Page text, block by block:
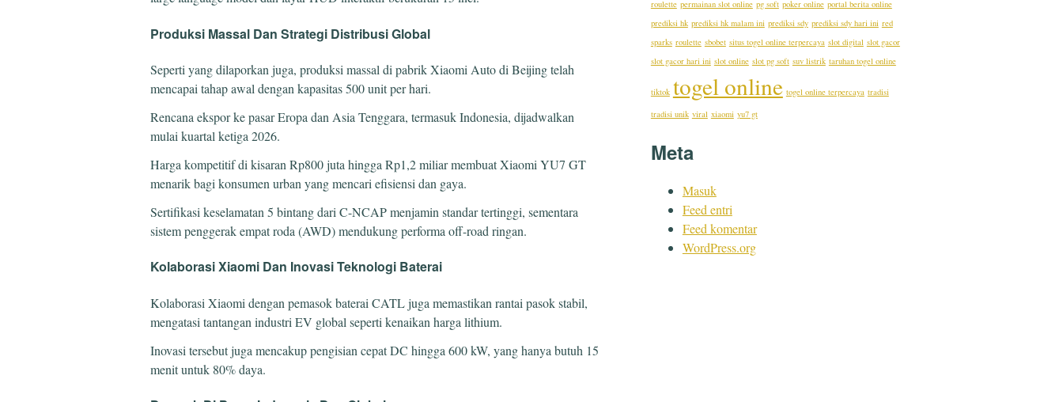
Produksi Massal Dan Strategi Distribusi Global
Seperti yang dilaporkan juga, produksi massal di pabrik Xiaomi Auto di Beijing telah
mencapai tahap awal dengan kapasitas 500 unit per hari.
Rencana ekspor ke pasar Eropa dan Asia Tenggara, termasuk Indonesia, dijadwalkan
mulai kuartal ketiga 2026.
Harga kompetitif di kisaran Rp800 juta hingga Rp1,2 miliar membuat Xiaomi YU7 GT
menarik bagi konsumen urban yang mencari efisiensi dan gaya.
Sertifikasi keselamatan 5 bintang dari C-NCAP menjamin standar tertinggi, sementara
sistem penggerak empat roda (AWD) mendukung performa off-road ringan.
Kolaborasi Xiaomi Dan Inovasi Teknologi Baterai
Kolaborasi Xiaomi dengan pemasok baterai CATL juga memastikan rantai pasok stabil,
mengatasi tantangan industri EV global seperti kenaikan harga lithium.
Inovasi tersebut juga mencakup pengisian cepat DC hingga 600 kW, yang hanya butuh 15
menit untuk 80% daya.
roulette permainan slot online pg soft poker online portal berita online
prediksi hk prediksi hk malam ini prediksi sdy prediksi sdy hari ini red
sparks roulette sbobet situs togel online terpercaya slot digital slot gacor
slot gacor hari ini slot online slot pg soft suv listrik taruhan togel online
tiktok togel online togel online terpercaya tradisi
tradisi unik viral xiaomi yu7 gt
Meta
Masuk
Feed entri
Feed komentar
WordPress.org